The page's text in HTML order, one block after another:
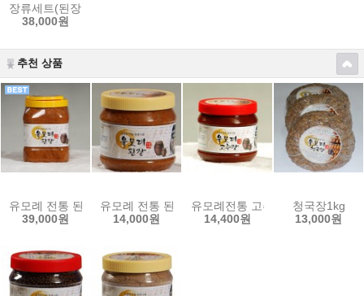
장류세트(된장1kg+고추장1kg+간장500ml)
38,000원
추천 상품
유모례 전통 된장 3kg
39,000원
유모례 전통 된장 1kg
14,000원
유모례전통 고추장1kg
14,400원
청국장1kg
13,000원